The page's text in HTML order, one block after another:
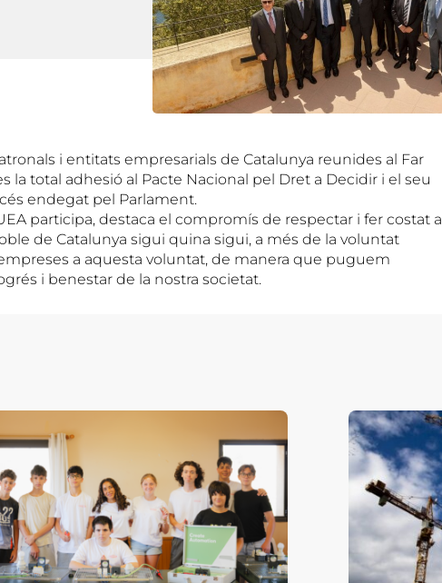
i entitats empresarials de Catalunya reunides al Far
la total adhesió al Pacte Nacional pel Dret a Decidir i el seu
endegat pel Parlament.
participa, destaca el compromís de respectar i fer costat a
de Catalunya sigui quina sigui, a més de la voluntat
a aquesta voluntat, de manera que puguem
i benestar de la nostra societat.